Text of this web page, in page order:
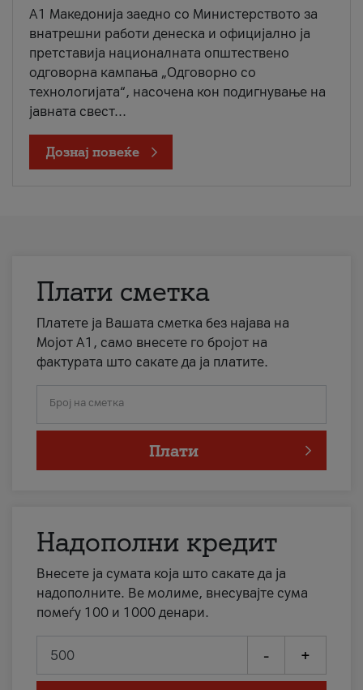
A1 Македонија заедно со Министерството за
внатрешни работи денеска и официјално ја
претставија националната општествено
одговорна кампања „Одговорно со
технологијата“, насочена кон подигнување на
јавната свест...
Дознај повеќе
Плати сметка
Платете ја Вашата сметка без најава на
Мојот А1, само внесете го бројот на
фактурата што сакате да ја платите.
Број на сметка
Плати
Надополни кредит
Внесете ја сумата која што сакате да ја
надополните. Ве молиме, внесувајте сума
помеѓу 100 и 1000 денари.
- +